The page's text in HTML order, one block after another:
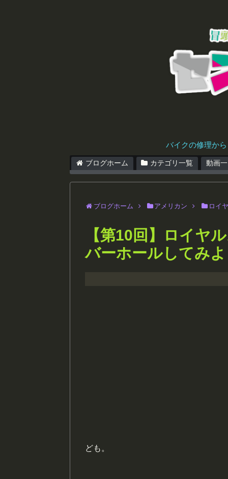
バイクの修理か
ブログホーム カテゴリ一覧 動画
ブログホーム アメリカン ロイ
【第10回】ロイヤ
バーホールしてみ
ども。